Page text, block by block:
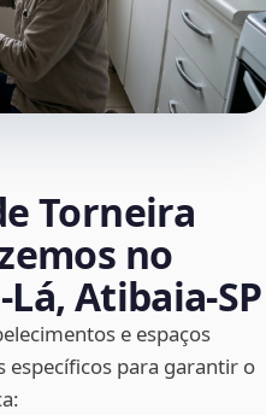
Torneira
no
Atibaia‑SP
e espaços
específicos para garantir o